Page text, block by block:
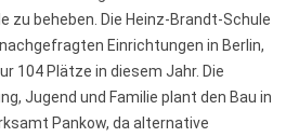
zu beheben. Die Heinz-Brandt-Schule
Einrichtungen in Berlin,
104 Plätze in diesem Jahr. Die
Jugend und Familie plant den Bau in
Pankow, da alternative